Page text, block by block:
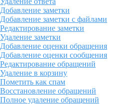
Добавление заметки
Добавление заметки с файлами
Редактирование заметки
Удаление заметки
Добавление оценки обращения
Добавление оценки сообщения
Редактирование обращений
Удаление в корзину
Пометить как спам
Восстановление обращений
Полное удаление обращений